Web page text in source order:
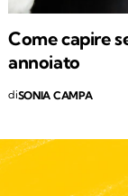
Come capire
annoiato
diSONIA CAMPA